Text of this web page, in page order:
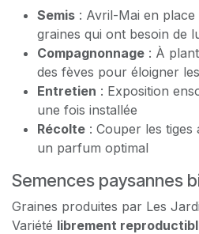
Semis : Avril-Mai en
graines qui ont besoin de
Compagnonnage : À
des fèves pour éloigner
Entretien : Exposition
une fois installée
Récolte : Couper les
un parfum optimal
Semences paysannes
Graines produites par Les
Variété librement